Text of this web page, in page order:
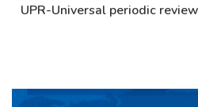
Дэлгэрэнгүй
UPR-Universal periodic